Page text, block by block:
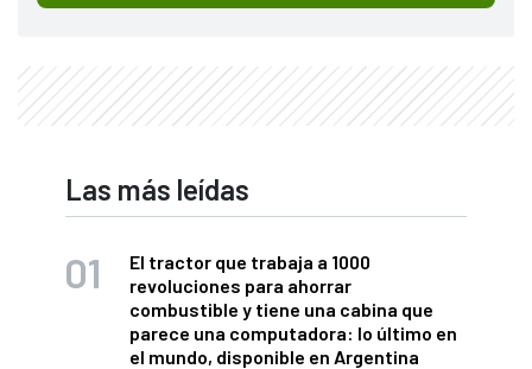
Las más leídas
El tractor que trabaja a 1000
revoluciones para ahorrar
combustible y tiene una cabina que
parece una computadora: lo último en
el mundo, disponible en Argentina